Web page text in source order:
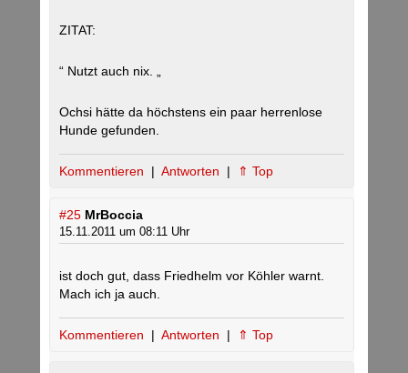
ZITAT:
“ Nutzt auch nix. „
Ochsi hätte da höchstens ein paar herrenlose
Hunde gefunden.
Kommentieren | Antworten | ⇑ Top
#25 MrBoccia
15.11.2011 um 08:11 Uhr
ist doch gut, dass Friedhelm vor Köhler warnt.
Mach ich ja auch.
Kommentieren | Antworten | ⇑ Top